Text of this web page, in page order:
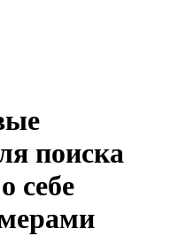
поиска
себе